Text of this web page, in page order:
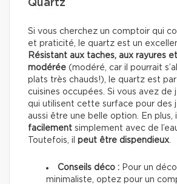
Quartz
Si vous cherchez un comptoir qui
et praticité, le quartz est un
Résistant aux taches, aux rayures
modérée (modéré, car il pourrait
plats très chauds!), le quartz est
cuisines occupées. Si vous avez de
qui utilisent cette surface pour des
aussi être une belle option. En plus, il
facilement simplement avec de
Toutefois, il peut être dispendieux
Conseils déco : Pour un
minimaliste, optez pour un